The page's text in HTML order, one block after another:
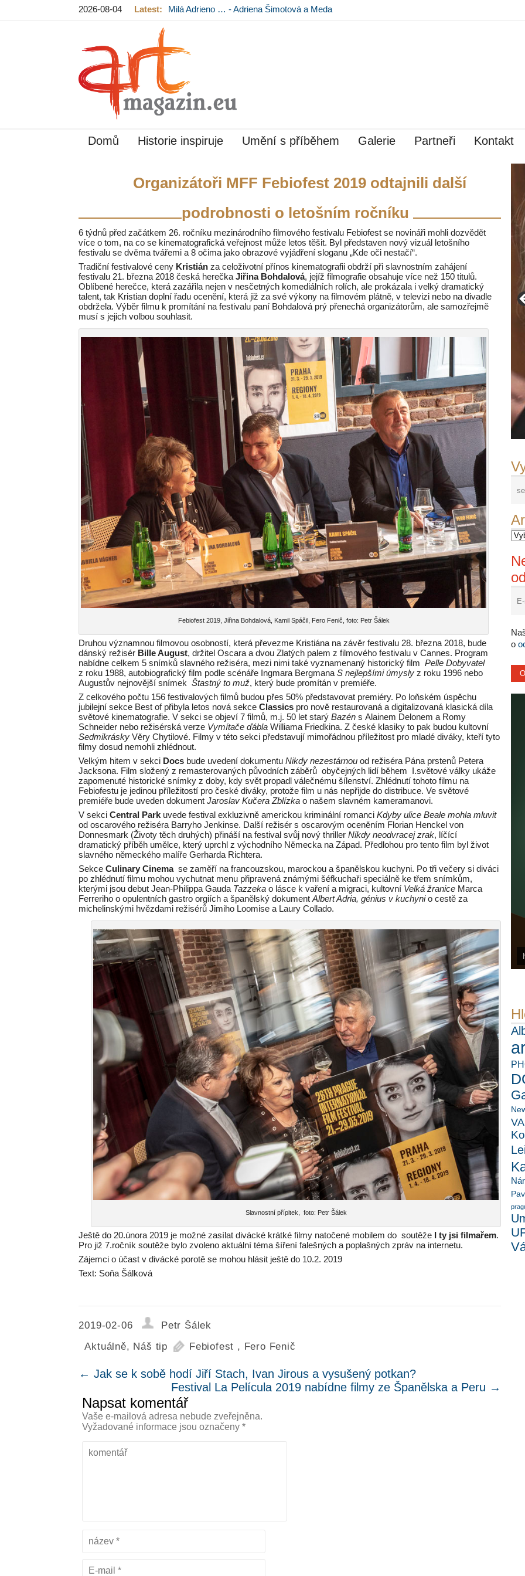
2026-08-04 Latest:
Milá Adrieno … - Adriena Šimotová a Meda
Domů Historie inspiruje Umění s příběhem Galerie Partneři Kontakt
o
Organizátoři MFF Febiofest 2019 odtajnili další
podrobnosti o letošním ročníku
6 týdnů před začátkem 26. ročníku mezinárodního filmového festivalu Febiofest se novináři mohli dozvědět
více o tom, na co se kinematografická veřejnost může letos těšit. Byl představen nový vizuál letošního
festivalu se dvěma tvářemi a 8 očima jako obrazové vyjádření sloganu „Kde oči nestačí“.
Tradiční festivalové ceny Kristiánza celoživotní přínos kinematografii obdrží při slavnostním zahájení
festivalu 21. března 2018 česká herečkaJiřina Bohdalová, jejíž filmografie obsahuje více než 150 titulů.
Oblíbené herečce, která zazářila nejen v nesčetných komediálních rolích, ale prokázala i velký dramatický
talent, tak Kristian doplní řadu ocenění, která již za své výkony na filmovém plátně, v televizi nebo na divadle
obdržela. Výběr filmu k promítání na festivalu paní Bohdalová prý přenechá organizátorům, ale samozřejmě
musí s jejich volbou souhlasit.
Febiofest 2019, Jiřina Bohdalová, Kamil Spáčil, Fero Fenič, foto: Petr Šálek
Druhou významnou filmovou osobností, která převezme Kristiána na závěr festivalu 28. března 2018, bude
dánský režisér Bille August, držitel Oscara a dvou Zlatých palem z filmového festivalu v Cannes. Program
nabídne celkem 5 snímků slavného režiséra, mezi nimi také vyznamenaný historický filmPelle Dobyvatel
z roku 1988, autobiografický film podle scénáře Ingmara BergmanaS nejlepšími úmysly z roku 1996 nebo
Augustův nejnovější snímekŠtastný to muž, který bude promítán v premiéře.
Z celkového počtu 156 festivalových filmů budou přes 50% představovat premiéry. Po loňském úspěchu
jubilejní sekce Best of přibyla letos nová sekceClassics pro nově restaurovaná a digitalizovaná klasická díla
světové kinematografie. V sekci se objeví 7 filmů, m.j. 50 let starýBazén s Alainem Delonem a Romy
Schneider nebo režisérská verze Vymítače ďábla Williama Friedkina. Z české klasiky to pak budou kultovní
SedmikráskyVěry Chytilové. Filmy v této sekci představují mimořádnou příležitost pro mladé diváky, kteří tyto
filmy dosud nemohli zhlédnout.
Velkým hitem v sekci Docs bude uvedení dokumentuNikdy nezestárnou od režiséra Pána prstenů Petera
Jacksona. Film složený z remasterovaných původních záběrů obyčejných lidí během I.světové války ukáže
zapomenuté historické snímky z doby, kdy svět propadl válečnému šílenství. Zhlédnutí tohoto filmu na
Febiofestu je jedinou příležitostí pro české diváky, protože film u nás nepřijde do distribuce. Ve světové
premiéře bude uveden dokumentJaroslav Kučera Zblízka o našem slavném kameramanovi.
V sekciCentral Park uvede festival exkluzivně americkou kriminální romanciKdyby ulice Beale mohla mluvit
od oscarového režiséra Barryho Jenkinse. Další režisér s oscarovým oceněním Florian Henckel von
Donnesmark (Životy těch druhých) přináší na festival svůj nový thrillerNikdy neodvracej zrak, líčící
dramatický příběh umělce, který uprchl z východního Německa na Západ. Předlohou pro tento film byl život
slavného německého malíře Gerharda Richtera.
SekceCulinary Cinemase zaměří na francouzskou, marockou a španělskou kuchyni. Po tři večery si diváci
po zhlédnutí filmu mohou vychutnat menu připravená známými šéfkuchaři speciálně ke třem snímkům,
kterými jsou debut Jean-Philippa Gauda Tazzekao lásce k vaření a migraci, kultovní Velká žranice Marca
Ferreriho o opulentních gastro orgiích a španělský dokumentAlbert Adria, génius v kuchynio cestě za
michelinskými hvězdami režisérů Jimiho Loomise a Laury Collado.
Slavnostní přípitek, foto: Petr Šálek
Ještě do 20.února 2019 je možné zasílat divácké krátké filmy natočené mobilem do soutěže I ty jsi filmařem.
Pro již 7.ročník soutěže bylo zvoleno aktuální téma šíření falešných a poplašných zpráv na internetu.
Zájemci o účast v divácké porotě se mohou hlásit ještě do 10.2. 2019
Text: Soňa Šálková
2019-02-06
Petr Šálek
Aktuálně, Náš tip Febiofest , Fero Fenič
← Jak se k sobě hodí Jiří Stach, Ivan Jirous a vysušený potkan?
Festival La Película 2019 nabídne filmy ze Španělska a Peru →
Napsat komentář
Vaše e-mailová adresa nebude zveřejněna.
Vyžadované informace jsou označeny*